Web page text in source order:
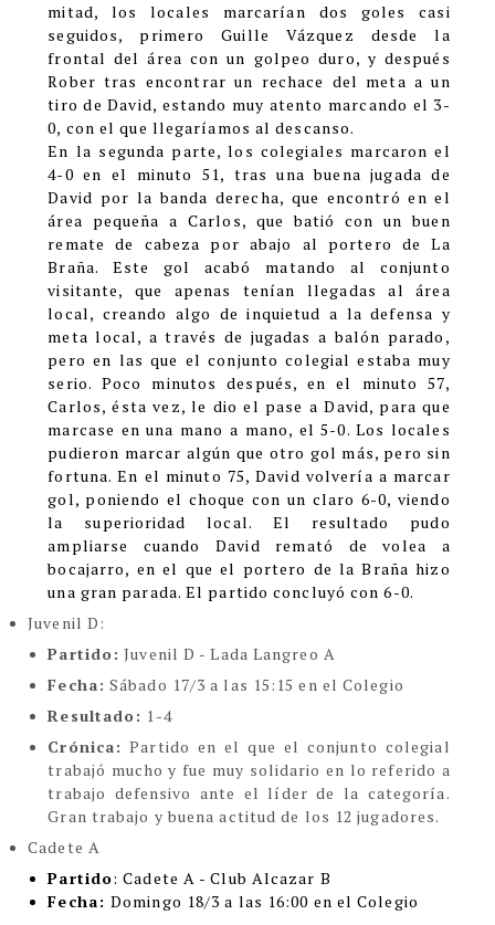
mitad, los locales marcarían dos goles casi
seguidos, primero Guille Vázquez desde la
frontal del área con un golpeo duro, y después
Rober tras encontrar un rechace del meta a un
tiro de David, estando muy atento marcando el 3-
0, con el que llegaríamos al descanso.
En la segunda parte, los colegiales marcaron el
4-0 en el minuto 51, tras una buena jugada de
David por la banda derecha, que encontró en el
área pequeña a Carlos, que batió con un buen
remate de cabeza por abajo al portero de La
Braña. Este gol acabó matando al conjunto
visitante, que apenas tenían llegadas al área
local, creando algo de inquietud a la defensa y
meta local, a través de jugadas a balón parado,
pero en las que el conjunto colegial estaba muy
serio. Poco minutos después, en el minuto 57,
Carlos, ésta vez, le dio el pase a David, para que
marcase en una mano a mano, el 5-0. Los locales
pudieron marcar algún que otro gol más, pero sin
fortuna. En el minuto 75, David volvería a marcar
gol, poniendo el choque con un claro 6-0, viendo
la superioridad local. El resultado pudo
ampliarse cuando David remató de volea a
bocajarro, en el que el portero de la Braña hizo
una gran parada. El partido concluyó con 6-0.
Juvenil D:
Partido: Juvenil D - Lada Langreo A
Fecha: Sábado 17/3 a las 15:15 en el Colegio
Resultado: 1-4
Crónica: Partido en el que el conjunto colegial
trabajó mucho y fue muy solidario en lo referido a
trabajo defensivo ante el líder de la categoría.
Gran trabajo y buena actitud de los 12 jugadores.
Cadete A
Partido: Cadete A - Club Alcazar B
Fecha:Domingo 18/3 a las 16:00 en el Colegio